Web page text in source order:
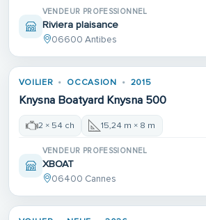
VENDEUR PROFESSIONNEL
Riviera plaisance
06600 Antibes
VOILIER OCCASION 2015
Knysna Boatyard Knysna 500
2 × 54 ch 15,24 m × 8 m
VENDEUR PROFESSIONNEL
XBOAT
06400 Cannes